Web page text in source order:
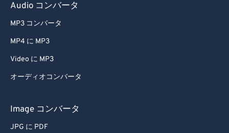
Audio コンバータ
MP3 コンバータ
MP4 に MP3
Video に MP3
オーディオコンバータ
Image コンバータ
JPG に PDF